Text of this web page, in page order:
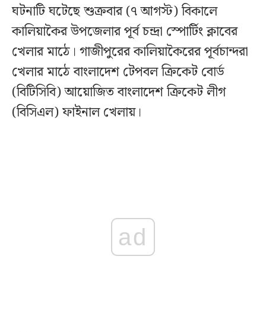
ঘটনাটি ঘটেছে শুক্রবার (৭ আগস্ট) বিকালে
কালিয়াকৈর উপজেলার পূর্ব চন্দ্রা স্পোর্টিং ক্লাবের
খেলার মাঠে। গাজীপুরের কালিয়াকৈরের পূর্বচান্দরা
খেলার মাঠে বাংলাদেশ টেপবল ক্রিকেট বোর্ড
(বিটিসিবি) আয়োজিত বাংলাদেশ ক্রিকেট লীগ
(বিসিএল) ফাইনাল খেলায়।
ad